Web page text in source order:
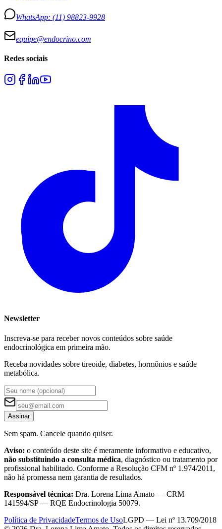
WhatsApp: (11) 98823-9928
equipe@endocrino.com
Redes sociais
Newsletter
Inscreva-se para receber novos conteúdos sobre saúde
endocrinológica em primeira mão.
Receba novidades sobre tireoide, diabetes, hormônios e saúde
metabólica.
Assinar
Sem spam. Cancele quando quiser.
Aviso: o conteúdo deste site é meramente informativo e educativo,
não substituindo a consulta médica, diagnóstico ou tratamento por
profissional habilitado. Conforme a Resolução CFM nº 1.974/2011,
não há promessa nem garantia de resultados.
Responsável técnica: Dra. Lorena Lima Amato — CRM
141594/SP — RQE Endocrinologia 50079.
Política de PrivacidadeTermos de UsoLGPD — Lei nº 13.709/2018